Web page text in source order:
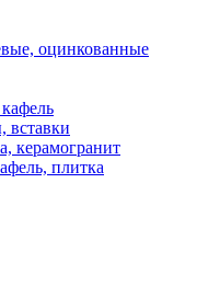
оцинкованные
вставки
керамогранит
плитка